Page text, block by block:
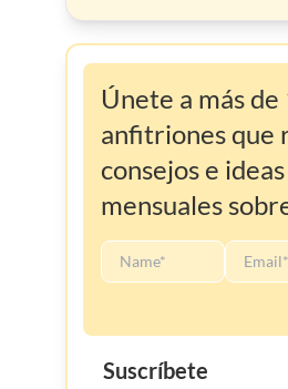
Únete a más
anfitriones que
consejos e ideas
mensuales
Suscríbete